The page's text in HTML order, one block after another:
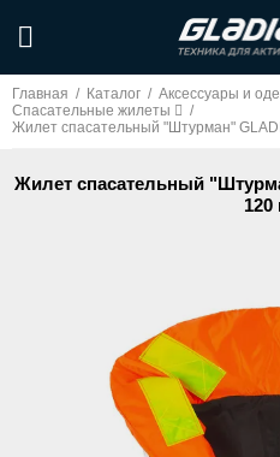
Главная / Каталог / Аксессуары и
Спасательные жилеты
/
Жилет спасательный "Штурман"
Жилет спасательный
120